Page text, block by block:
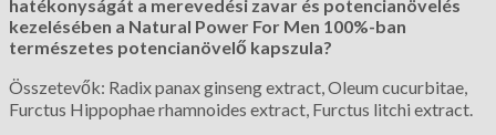
hatékonyságát a merevedési zavar és potencianövelés
kezelésében a Natural Power For Men 100%-ban
természetes potencianövelő kapszula?
Összetevők: Radix panax ginseng extract, Oleum cucurbitae,
Furctus Hippophae rhamnoides extract, Furctus litchi extract.